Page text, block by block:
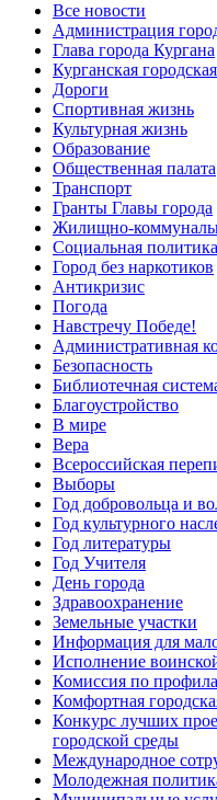
Все новости
Администрация
Глава города Кургана
Курганская
Дороги
Спортивная жизнь
Культурная жизнь
Образование
Общественная палата
Транспорт
Гранты Главы города
Жилищно-
Социальная политика
Город без наркотиков
Антикризис
Погода
Навстречу Победе!
Административная
Безопасность
Библиотечная
Благоустройство
В мире
Вера
Всероссийская
Выборы
Год добровольца и
Год культурного
Год литературы
Год Учителя
День города
Здравоохранение
Земельные участки
Информация для
Исполнение
Комиссия по
Комфортная
Конкурс лучших
городской среды
Международное
Молодежная